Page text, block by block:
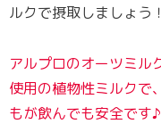
ルクで摂取しましょう！
アルプロのオーツミル
使用の植物性ミルクで
もが飲んでも安全です♪